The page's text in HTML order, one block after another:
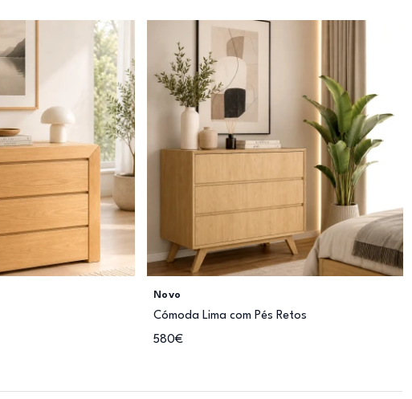
Novo
Cómoda Lima com Pés Retos
580€